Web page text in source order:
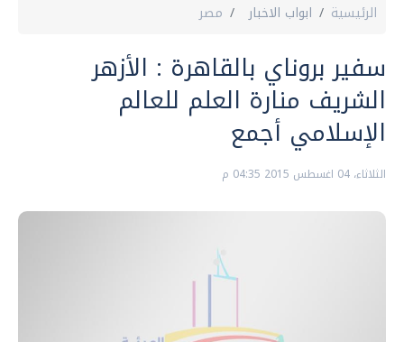
الرئيسية ابواب الاخبار مصر
سفير بروناي بالقاهرة : الأزهر
الشريف منارة العلم للعالم
الإسلامي أجمع
الثلاثاء، 04 اغسطس 2015 04:35 م